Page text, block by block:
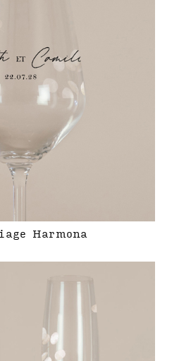
Harmona